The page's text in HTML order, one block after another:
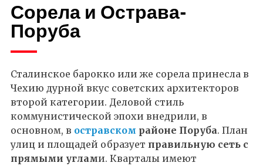
Сорела и Острава-
Поруба
Сталинское барокко или же сорела принесла в
Чехию дурной вкус советских архитекторов
второй категории. Деловой стиль
коммунистической эпохи внедрили, в
основном, в остравском районе Поруба. План
улиц и площадей образует правильную сеть с
прямыми углами. Кварталы имеют